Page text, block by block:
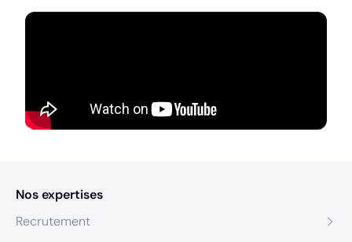
Nos expertises
Recrutement